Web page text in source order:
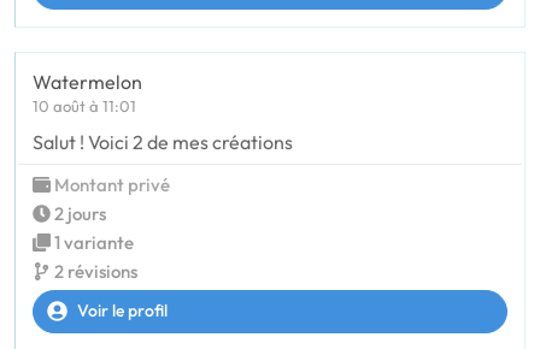
Watermelon
10 août à 11:01
Salut ! Voici 2 de mes créations
Montant privé
2 jours
1 variante
2 révisions
Voir le profil